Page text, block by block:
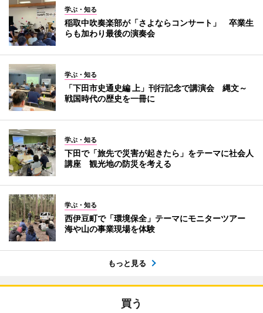
学ぶ・知る
稲取中吹奏楽部が「さよならコンサート」 卒業生
らも加わり最後の演奏会
学ぶ・知る
「下田市史通史編 上」刊行記念で講演会 縄文～
戦国時代の歴史を一冊に
学ぶ・知る
下田で「旅先で災害が起きたら」をテーマに社会人
講座 観光地の防災を考える
学ぶ・知る
西伊豆町で「環境保全」テーマにモニターツアー
海や山の事業現場を体験
もっと見る
買う